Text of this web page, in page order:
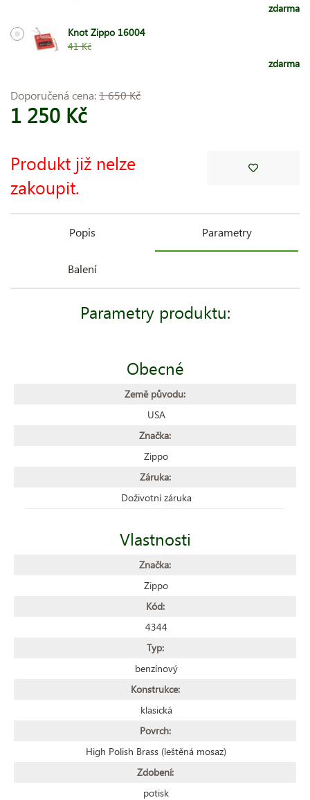
zdarma
Knot Zippo 16004
41 Kč
zdarma
Doporučená cena:1 650 Kč
1 250 Kč
Produkt již nelze
zakoupit.
Popis Parametry
Balení
Parametry produktu:
Obecné
Země původu:
USA
Značka:
Zippo
Záruka:
Doživotní záruka
Vlastnosti
Značka:
Zippo
Kód:
4344
Typ:
benzínový
Konstrukce:
klasická
Povrch:
High Polish Brass (leštěná mosaz)
Zdobení:
potisk